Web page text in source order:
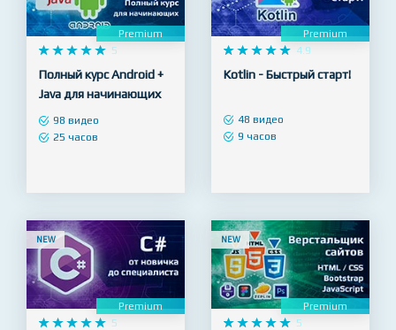
NEW
    
     5
Полный курс Android +
Java для начинающих
NEW
Premium
Kotlin - Быстрый старт!
NEW NEW